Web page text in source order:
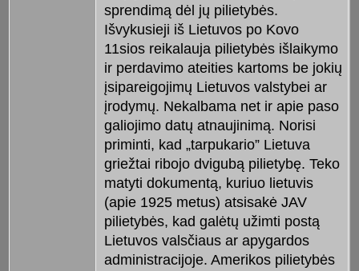
sprendimą dėl jų pilietybės.
Išvykusieji iš Lietuvos po Kovo
11sios reikalauja pilietybės išlaikymo
ir perdavimo ateities kartoms be jokių
įsipareigojimų Lietuvos valstybei ar
įrodymų. Nekalbama net ir apie paso
galiojimo datų atnaujinimą. Norisi
priminti, kad „tarpukario” Lietuva
griežtai ribojo dvigubą pilietybę. Teko
matyti dokumentą, kuriuo lietuvis
(apie 1925 metus) atsisakė JAV
pilietybės, kad galėtų užimti postą
Lietuvos valsčiaus ar apygardos
administracijoje. Amerikos pilietybės